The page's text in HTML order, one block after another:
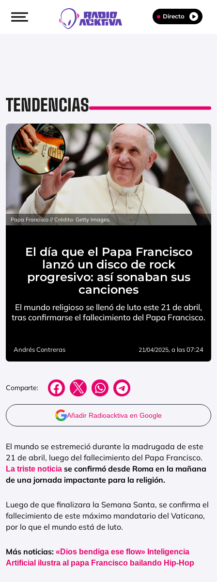
Directo
TENDENCIAS
Papa Francisco // Crédito: Getty Images.
El día que el Papa Francisco
lanzó un disco de rock
progresivo: así sonaban sus
canciones
El mundo religioso se llenó de luto este 21 de abril,
tras confirmarse el fallecimiento del Papa Francisco.
Andrés Contreras 21/04/2025, a las 07:24
Comparte:
Añadir Radioacktiva en Google
El mundo se estremeció durante la madrugada de este
21 de abril, luego del fallecimiento del Papa Francisco.
La triste noticia se confirmó desde Roma en la mañana
de una jornada impactante para la religión.
Luego de que finalizara la Semana Santa, se confirma el
fallecimiento de este máximo mandatario del Vaticano,
por lo que el mundo está de luto.
Más noticias: «Dios bendiga ese flow» Inteligencia
Artificial ilustra al papa Francisco bailando Hip-Hop